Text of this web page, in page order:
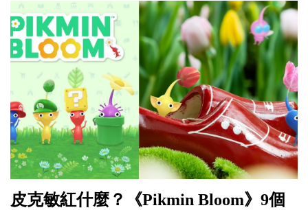
皮克敏紅什麼？《Pikmin Bloom》9個